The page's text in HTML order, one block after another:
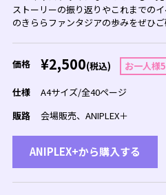
ストーリーの振り返りやこれまでの
のきららファンタジアの歩みをぜひご
価格 ¥2,500(税込)
お一人様
仕様
A4サイズ/全40ページ
販路
会場販売、ANIPLEX＋
ANIPLEX+から購入する